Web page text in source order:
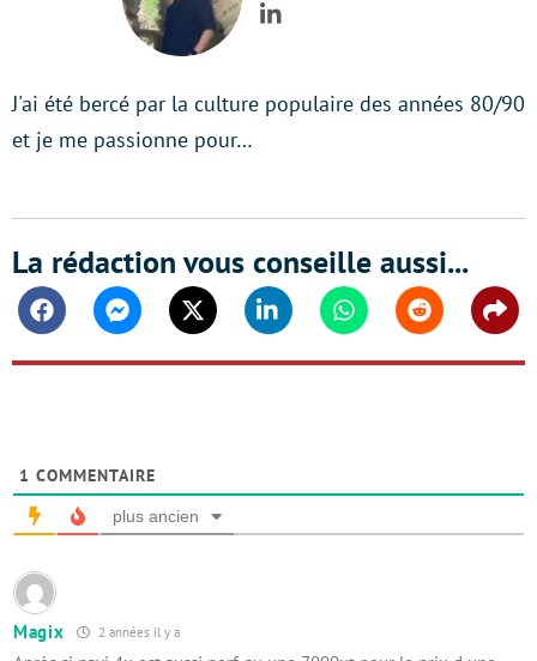
LinkedIn
J'ai été bercé par la culture populaire des années 80/90
et je me passionne pour…
La rédaction vous conseille aussi...
FacebookMessengerTwitter Linkedin WhatsappReddit
1 COMMENTAIRE
plus ancien
Magix 2 années il y a